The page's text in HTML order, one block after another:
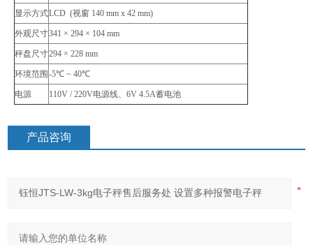
显示方式LCD (视窗 140 mm x 42 mm)
外观尺寸341 × 294 × 104 mm
秤盘尺寸294 × 228 mm
环境范围 -5℃ ~ 40℃
电源 110V / 220V电源线、6V 4.5A蓄电池
产品咨询